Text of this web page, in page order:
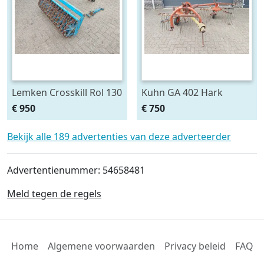
Lemken Crosskill Rol 130
cm breed passen aan
Variopack vorenpakker
€ 950
Kuhn GA 402 Hark
€ 750
Bekijk alle 189 advertenties van deze adverteerder
Advertentienummer: 54658481
Meld tegen de regels
Home Algemene voorwaarden Privacy beleid FAQ